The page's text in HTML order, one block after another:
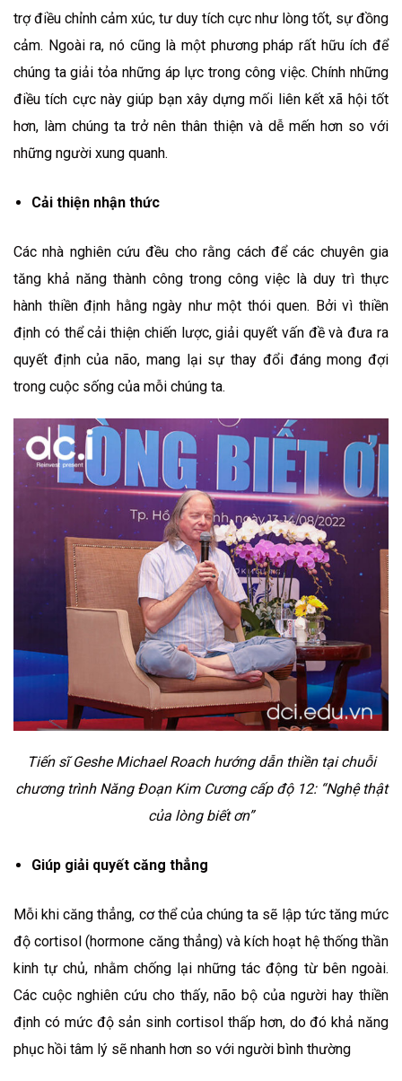
trợ điều chỉnh cảm xúc, tư duy tích cực như lòng tốt, sự đồng
cảm. Ngoài ra, nó cũng là một phương pháp rất hữu ích để
chúng ta giải tỏa những áp lực trong công việc. Chính những
điều tích cực này giúp bạn xây dựng mối liên kết xã hội tốt
hơn, làm chúng ta trở nên thân thiện và dễ mến hơn so với
những người xung quanh.
Cải thiện nhận thức
Các nhà nghiên cứu đều cho rằng cách để các chuyên gia
tăng khả năng thành công trong công việc là duy trì thực
hành thiền định hằng ngày như một thói quen. Bởi vì thiền
định có thể cải thiện chiến lược, giải quyết vấn đề và đưa ra
quyết định của não, mang lại sự thay đổi đáng mong đợi
trong cuộc sống của mỗi chúng ta.
Tiến sĩ Geshe Michael Roach hướng dẫn thiền tại chuỗi
chương trình Năng Đoạn Kim Cương cấp độ 12: “Nghệ thật
của lòng biết ơn”
Giúp giải quyết căng thẳng
Mỗi khi căng thẳng, cơ thể của chúng ta sẽ lập tức tăng mức
độ cortisol (hormone căng thẳng) và kích hoạt hệ thống thần
kinh tự chủ, nhằm chống lại những tác động từ bên ngoài.
Các cuộc nghiên cứu cho thấy, não bộ của người hay thiền
định có mức độ sản sinh cortisol thấp hơn, do đó khả năng
phục hồi tâm lý sẽ nhanh hơn so với người bình thường